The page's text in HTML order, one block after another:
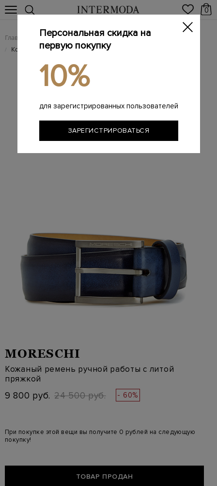
0
Главная Мужчинам / Аксессуары / Ремни
/ Кожаный ремень ручной работы с литой пряжкой
MORESCHI
Кожаный ремень ручной работы с литой
пряжкой
9 800 руб. 24 500 руб. - 60%
При покупке этой вещи вы получите 0 рублей на следующую
покупку!
ТОВАР ПРОДАН
Персональная скидка на
первую покупку
10%
для зарегистрированных пользователей
ЗАРЕГИСТРИРОВАТЬСЯ